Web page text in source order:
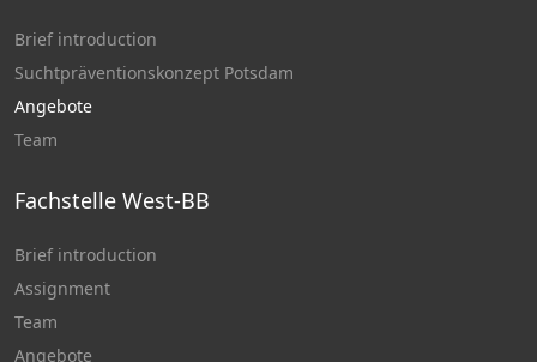
Brief introduction
Suchtpräventionskonzept Potsdam
Angebote
Team
Fachstelle West-BB
Brief introduction
Assignment
Team
Angebote